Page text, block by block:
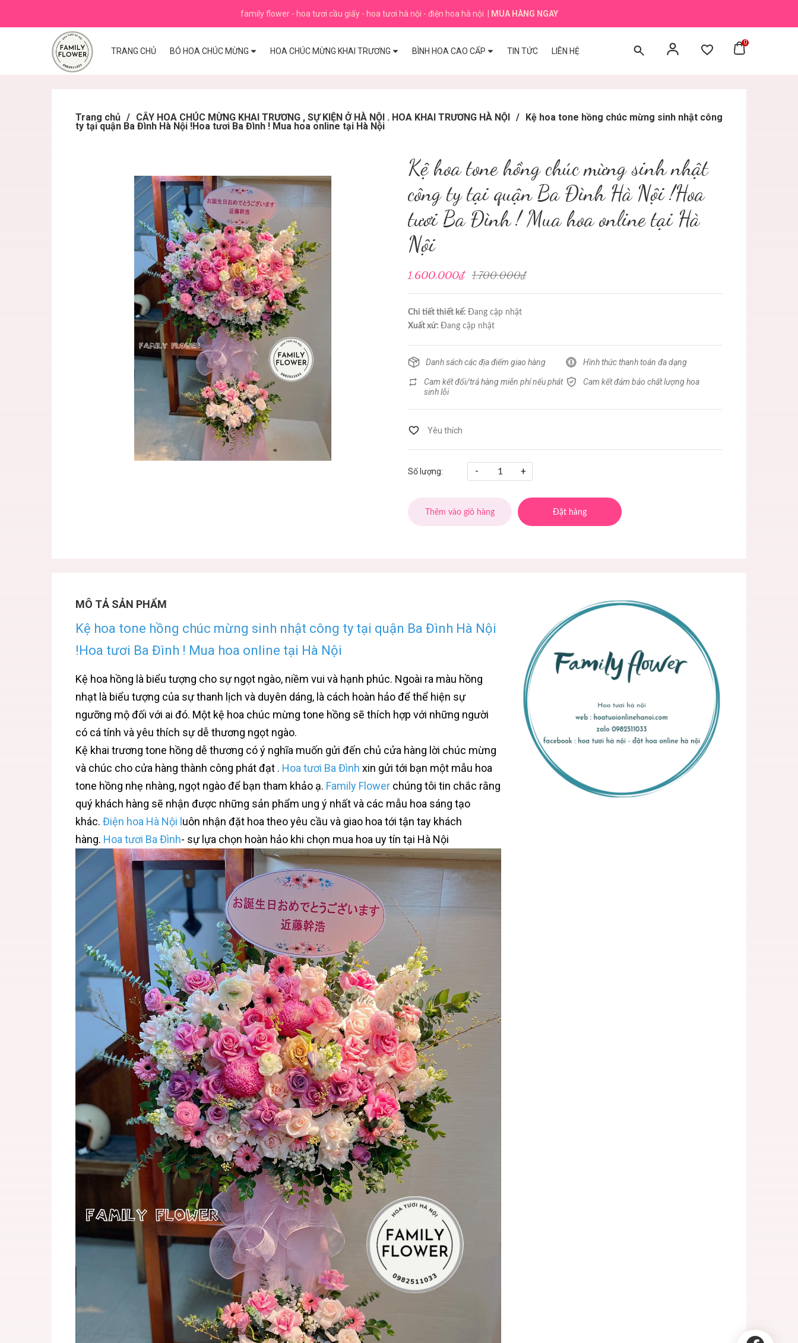
family flower - hoa tươi cầu giấy - hoa tươi hà nội - điện hoa hà nội MUA HÀNG NGAY
TRANG CHỦ BÓ HOA CHÚC MỪNG HOA CHÚC MỪNG KHAI TRƯƠNG BÌNH HOA CAO CẤP TIN TỨC LIÊN HỆ
0
Trang chủ / CÂY HOA CHÚC MỪNG KHAI TRƯƠNG , SỰ KIỆN Ở HÀ NỘI . HOA KHAI TRƯƠNG HÀ NỘI / Kệ hoa tone hồng chúc mừng sinh nhật công
ty tại quận Ba Đình Hà Nội !Hoa tươi Ba Đình ! Mua hoa online tại Hà Nội
Kệ hoa tone hồng chúc mừng sinh nhật
công ty tại quận Ba Đình Hà Nội !Hoa
tươi Ba Đình ! Mua hoa online tại Hà
Nội
1.600.000₫ 1.700.000₫
Chi tiết thiết kế: Đang cập nhật
Xuất xứ: Đang cập nhật
Danh sách các địa điểm giao hàng Hình thức thanh toán đa dạng
Cam kết đổi/trả hàng miễn phí nếu phát
sinh lỗi
Cam kết đảm bảo chất lượng hoa
Số lượng: - +
Thêm vào giỏ hàng Đặt hàng
MÔ TẢ SẢN PHẨM
Kệ hoa tone hồng chúc mừng sinh nhật công ty tại quận Ba Đình Hà Nội
!Hoa tươi Ba Đình ! Mua hoa online tại Hà Nội
Kệ hoa hồng là biểu tượng cho sự ngọt ngào, niềm vui và hạnh phúc. Ngoài ra màu hồng
nhạt là biểu tượng của sự thanh lịch và duyên dáng, là cách hoàn hảo để thể hiện sự
ngưỡng mộ đối với ai đó. Một kệ hoa chúc mừng tone hồng sẽ thích hợp với những người
có cá tính và yêu thích sự dễ thương ngọt ngào.
Kệ khai trương tone hồng dễ thương có ý nghĩa muốn gửi đến chủ cửa hàng lời chúc mừng
và chúc cho cửa hàng thành công phát đạt . Hoa tươi Ba Đình xin gửi tới bạn một mẫu hoa
tone hồng nhẹ nhàng, ngọt ngào để bạn tham khảo ạ. Family Flower chúng tôi tin chắc rằng
quý khách hàng sẽ nhận được những sản phẩm ung ý nhất và các mẫu hoa sáng tạo
khác. Điện hoa Hà Nội uôn nhận đặt hoa theo yêu cầu và giao hoa tới tận tay khách
hàng. Hoa tươi Ba Đình- sự lựa chọn hoàn hảo khi chọn mua hoa uy tín tại Hà Nội